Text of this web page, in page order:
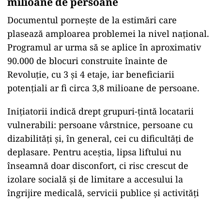
Documentul pornește de la estimări care
plasează amploarea problemei la nivel național.
Programul ar urma să se aplice în aproximativ
90.000 de blocuri construite înainte de
Revoluție, cu 3 și 4 etaje, iar beneficiarii
potențiali ar fi circa 3,8 milioane de persoane.
Inițiatorii indică drept grupuri-țintă locatarii
vulnerabili: persoane vârstnice, persoane cu
dizabilități și, în general, cei cu dificultăți de
deplasare. Pentru aceștia, lipsa liftului nu
înseamnă doar disconfort, ci risc crescut de
izolare socială și de limitare a accesului la
îngrijire medicală, servicii publice și activități